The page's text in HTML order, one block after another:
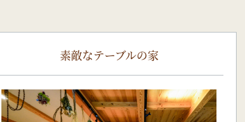
素敵なテーブルの家